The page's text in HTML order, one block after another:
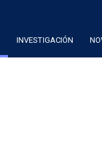
INVESTIGACIÓN